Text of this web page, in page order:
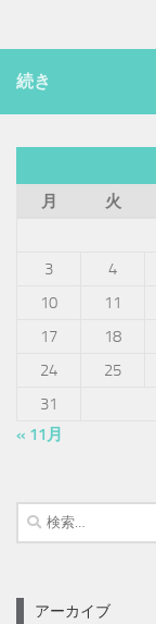
続き
月
火
3
4
10
11
17
18
24
25
31
« 11月
検
索:
アーカイブ